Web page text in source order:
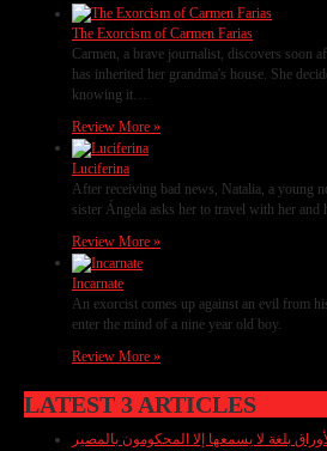
The Exorcism of Carmen Farias
Carmen, a brave journalist, discovers soon
has inherited her grandma's house. She
knowing it…
Review More »
Luciferina
After receiving bad news, Natalia, a young
sister Ángela asks her to travel with her
Review More »
Incarnate
An exorcist comes up against an evil from
enter the mind of a nine year old boy.
Review More »
LATEST 3 ARTICLES
بلغة لا يسمعها إلا المحكومون بالمصير